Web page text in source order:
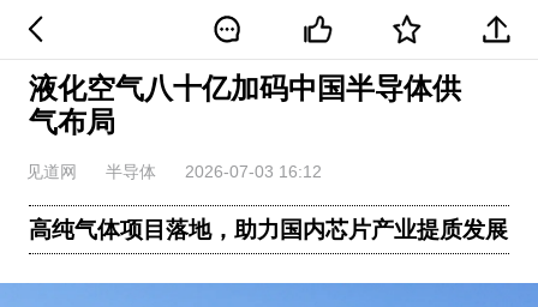
液化空气八十亿加码中国半导体供
气布局
见道网 半导体 2026-07-03 16:12
高纯气体项目落地，助力国内芯片产业提质发展